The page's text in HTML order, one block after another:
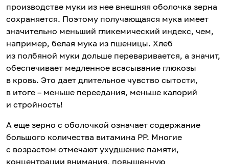
производстве муки из нее внешняя оболочка зерна
сохраняется. Поэтому получающаяся мука имеет
значительно меньший гликемический индекс, чем,
например, белая мука из пшеницы. Хлеб
из полбяной муки дольше переваривается, а значит,
обеспечивает медленное всасывание глюкозы
в кровь. Это дает длительное чувство сытости,
в итоге – меньше переедания, меньше калорий
и стройность!
А еще зерно с оболочкой означает содержание
большого количества витамина РР. Многие
с возрастом отмечают ухудшение памяти,
концентрации внимания, повышенную